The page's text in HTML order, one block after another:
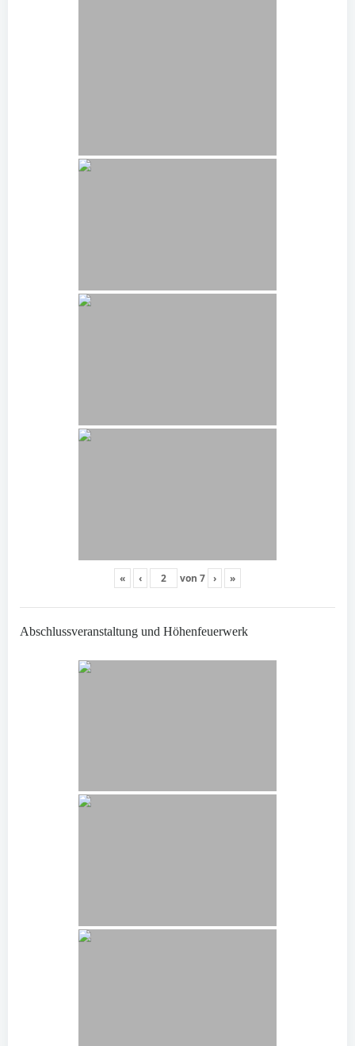
« ‹ von 7 › »
Abschlussveranstaltung und Höhenfeuerwerk